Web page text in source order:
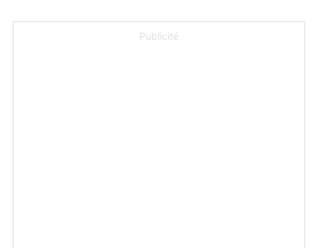
Publicité